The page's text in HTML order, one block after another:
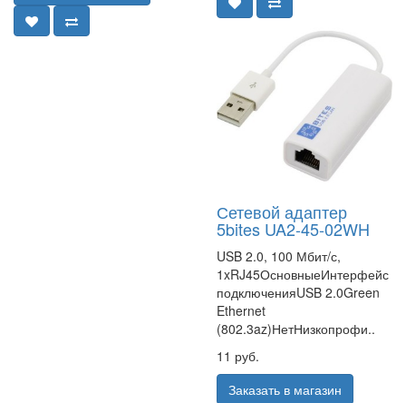
Сетевой адаптер
5bites UA2-45-02WH
USB 2.0, 100 Мбит/с,
1xRJ45ОсновныеИнтерфейс
подключенияUSB 2.0Green
Ethernet
(802.3az)НетНизкопрофи..
11 руб.
Заказать в магазин